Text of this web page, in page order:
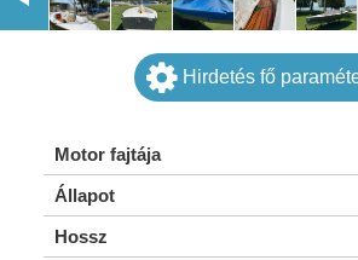
Hirdetés fő
Motor fajtája
Állapot
Hossz